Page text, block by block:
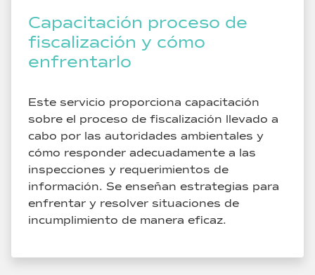
Capacitación proceso de
fiscalización y cómo
enfrentarlo
Este servicio proporciona capacitación
sobre el proceso de fiscalización llevado a
cabo por las autoridades ambientales y
cómo responder adecuadamente a las
inspecciones y requerimientos de
información. Se enseñan estrategias para
enfrentar y resolver situaciones de
incumplimiento de manera eficaz.